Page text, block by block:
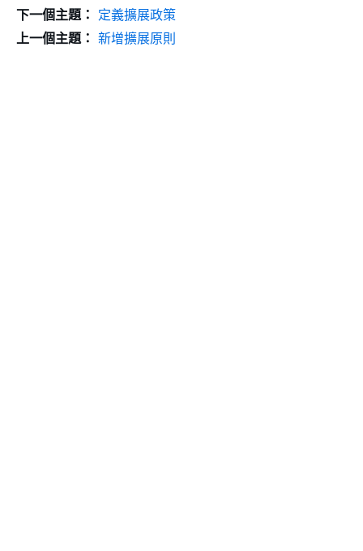
下一個主題： 定義擴展政策
上一個主題： 新增擴展原則